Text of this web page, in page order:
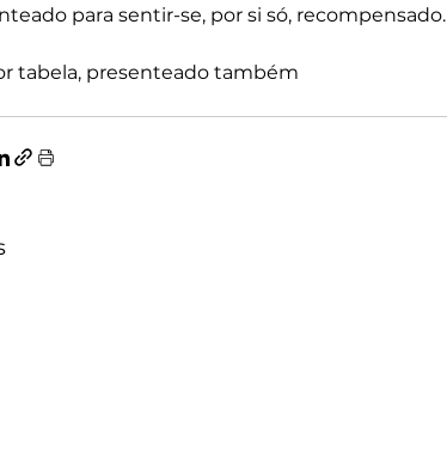
para sentir-se, por si só, recompensado.
tabela, presenteado também